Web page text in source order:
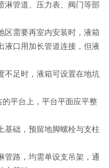
淋管道、压力表、阀门等部
区需要再室内安装时，液箱
液口用加长管道连接，但液
不足时，液箱可设置在地坑
平台上，平台平面应平整
基础，预留地脚螺栓与支柱
管路，均需单设支吊架，通